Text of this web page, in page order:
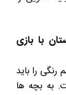
با بازی
را باید
به بچه ها